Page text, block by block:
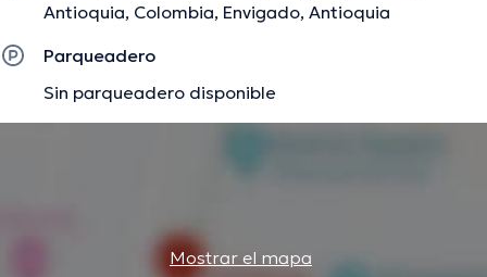
Antioquia, Colombia, Envigado, Antioquia
Parqueadero
Sin parqueadero disponible
Mostrar el mapa